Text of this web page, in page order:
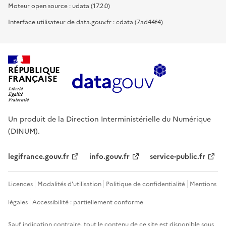
Moteur open source : udata (17.2.0)
Interface utilisateur de data.gouv.fr : cdata (7ad44f4)
RÉPUBLIQUE
FRANÇAISE
Un produit de la Direction Interministérielle du Numérique
(DINUM).
legifrance.gouv.fr info.gouv.fr service-public.fr
Licences Modalités d'utilisation Politique de confidentialité Mentions
légales Accessibilité : partiellement conforme